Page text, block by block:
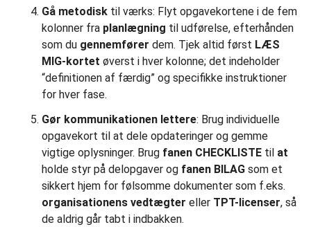
Gå metodisk til værks: Flyt opgavekortene i de fem
kolonner fra planlægning til udførelse, efterhånden
som du gennemfører dem. Tjek altid først LÆS
MIG-kortet øverst i hver kolonne; det indeholder
“definitionen af færdig” og specifikke instruktioner
for hver fase.
Gør kommunikationen lettere: Brug individuelle
opgavekort til at dele opdateringer og gemme
vigtige oplysninger. Brug fanen CHECKLISTE til at
holde styr på delopgaver og fanen BILAG som et
sikkert hjem for følsomme dokumenter som f.eks.
organisationens vedtægter eller TPT-licenser, så
de aldrig går tabt i indbakken.